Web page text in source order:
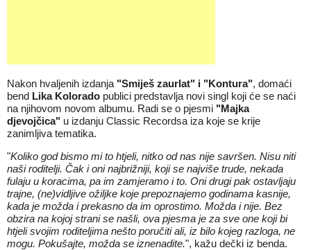
Nakon hvaljenih izdanja "Smiješ zaurlat" i "Kontura", domaći
bend Lika Kolorado publici predstavlja novi singl koji će se naći
na njihovom novom albumu. Radi se o pjesmi "Majka
djevojčica" u izdanju Classic Recordsa iza koje se krije
zanimljiva tematika.
"Koliko god bismo mi to htjeli, nitko od nas nije savršen. Nisu niti
naši roditelji. Čak i oni najbrižniji, koji se najviše trude, nekada
fulaju u koracima, pa im zamjeramo i to. Oni drugi pak ostavljaju
trajne, (ne)vidljive ožiljke koje prepoznajemo godinama kasnije,
kada je možda i prekasno da im oprostimo. Možda i nije. Bez
obzira na kojoj strani se našli, ova pjesma je za sve one koji bi
htjeli svojim roditeljima nešto poručiti ali, iz bilo kojeg razloga, ne
mogu. Pokušajte, možda se iznenadite.", kažu dečki iz benda.